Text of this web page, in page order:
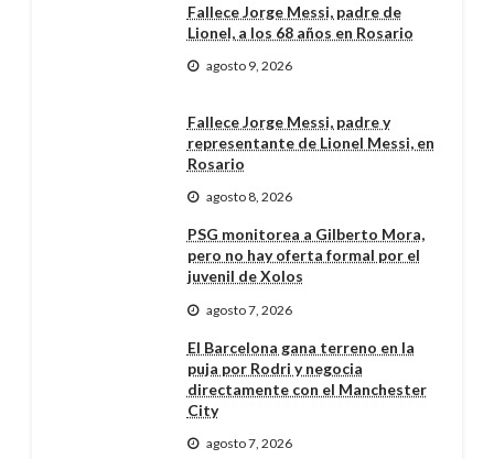
Fallece Jorge Messi, padre de
Lionel, a los 68 años en Rosario
agosto 9, 2026
Fallece Jorge Messi, padre y
representante de Lionel Messi, en
Rosario
agosto 8, 2026
PSG monitorea a Gilberto Mora,
pero no hay oferta formal por el
juvenil de Xolos
agosto 7, 2026
El Barcelona gana terreno en la
puja por Rodri y negocia
directamente con el Manchester
City
agosto 7, 2026